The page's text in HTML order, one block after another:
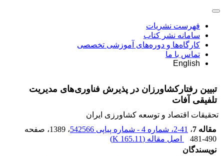
فهرست نشریات
سامانه نشر کتاب
کارگاه‌ها و دوره‌های آموزشی تخصصی
تماس با ما
English
تبیین رفتارکشاورزان در پذیرش فناوری‌های مدیریت
تلفیقی آفات
تحقیقات اقتصاد و توسعه کشاورزی ایران
مقاله 7
، 41-2، شماره 4 - شماره پیاپی 542566 ، 1389
، صفحه
481-490
اصل مقاله (165.11 K
)
نویسندگان